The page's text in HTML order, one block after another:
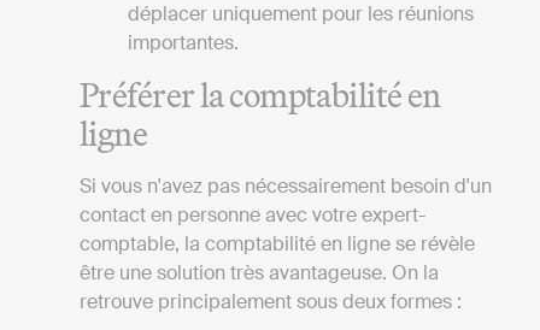
déplacer uniquement pour les réunions
importantes.
Préférer la comptabilité en
ligne
Si vous n'avez pas nécessairement besoin d'un
contact en personne avec votre expert-
comptable, la comptabilité en ligne se révèle
être une solution très avantageuse. On la
retrouve principalement sous deux formes :